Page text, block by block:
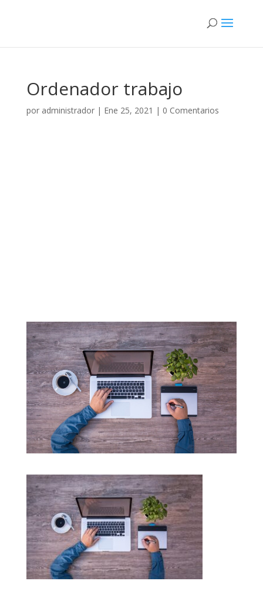
Ordenador trabajo
por administrador| Ene 25, 2021 | 0 Comentarios